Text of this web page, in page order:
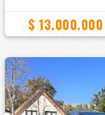
$ 13.000.000